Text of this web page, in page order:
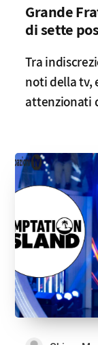
Grande
di sette
Tra
noti della tv,
attenzionati